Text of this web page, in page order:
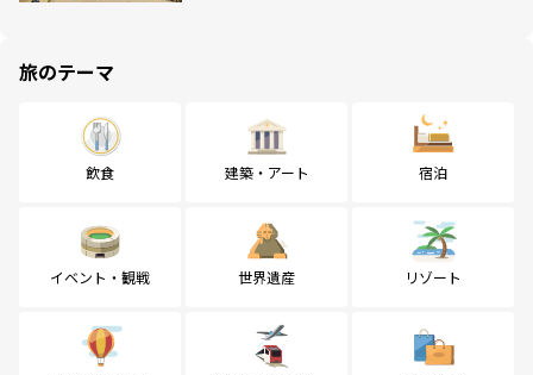
旅のテーマ
飲食 建築・アート 宿泊
イベント・観戦 世界遺産 リゾート